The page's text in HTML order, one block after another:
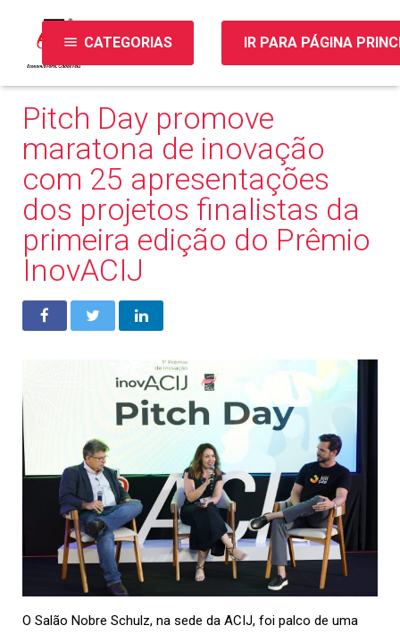
menu CATEGORIAS IR PARA PÁGINA
Pitch Day promove
maratona de inovação
com 25 apresentações
dos projetos finalistas da
primeira edição do Prêmio
InovACIJ
O Salão Nobre Schulz, na sede da ACIJ, foi palco de uma